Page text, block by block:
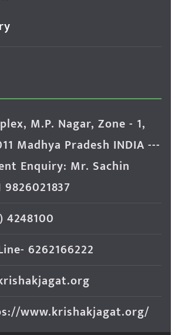
M.P. Nagar, Zone - 1,
Madhya Pradesh INDIA ---
Enquiry: Mr. Sachin
4248100
6262166222
www.krishakjagat.org/